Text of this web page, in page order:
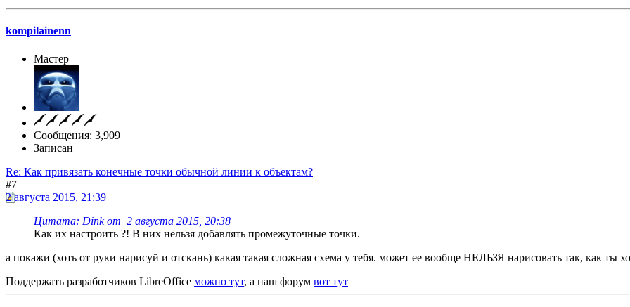
kompilainenn
Мастер
Сообщения: 3,909
Записан
Re: Как привязать конечные точки обычной линии к объектам?
#7
2 августа 2015, 21:39
Цитата: Dink от 2 августа 2015, 20:38
Как их настроить ?! В них нельзя добавлять промежуточные точки.
а покажи (хоть от руки нарисуй и отскань) какая такая сложная схема у тебя. может ее вообще НЕЛЬЗЯ нарисовать так, как ты
Поддержать разработчиков LibreOffice можно тут, а наш форум вот тут